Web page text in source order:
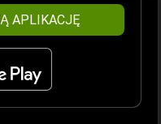
APLIKACJĘ